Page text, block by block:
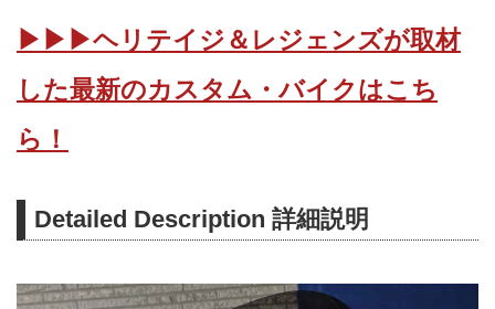
▶▶▶ヘリテイジ＆レジェンズが取材
した最新のカスタム・バイクはこち
ら！
Detailed Description 詳細説明